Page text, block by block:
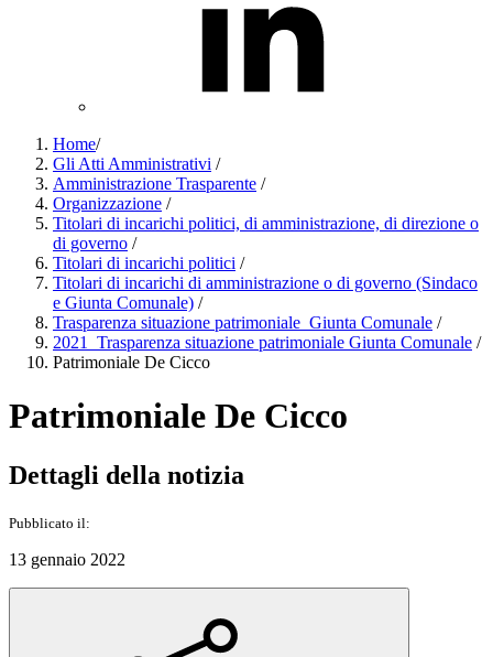
Home/
Gli Atti Amministrativi /
Amministrazione Trasparente /
Organizzazione /
Titolari di incarichi politici, di amministrazione, di direzione o
di governo /
Titolari di incarichi politici /
Titolari di incarichi di amministrazione o di governo (Sindaco
e Giunta Comunale) /
Trasparenza situazione patrimoniale_Giunta Comunale /
2021_Trasparenza situazione patrimoniale Giunta Comunale /
Patrimoniale De Cicco
Patrimoniale De Cicco
Dettagli della notizia
Pubblicato il:
13 gennaio 2022